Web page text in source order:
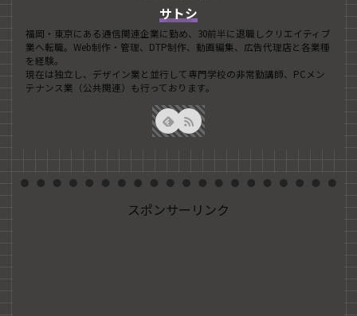
サトシ
福岡・東京にある通信関連企業に勤め、30前半に退職しクリエイティブ
業へ転職。Web制作・管理、DTP制作、動画編集、広告代理店と各業種
を経験。
現在は独立し、デザイン業と並行して専門学校の非常勤講師、PCメン
テナンス業（公共関連）も行っております。
スポンサーリンク